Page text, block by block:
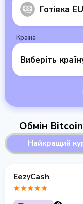
Готівка
Країна
Виберіть
Обмін Bitcoin
Найкращий
EezyCash